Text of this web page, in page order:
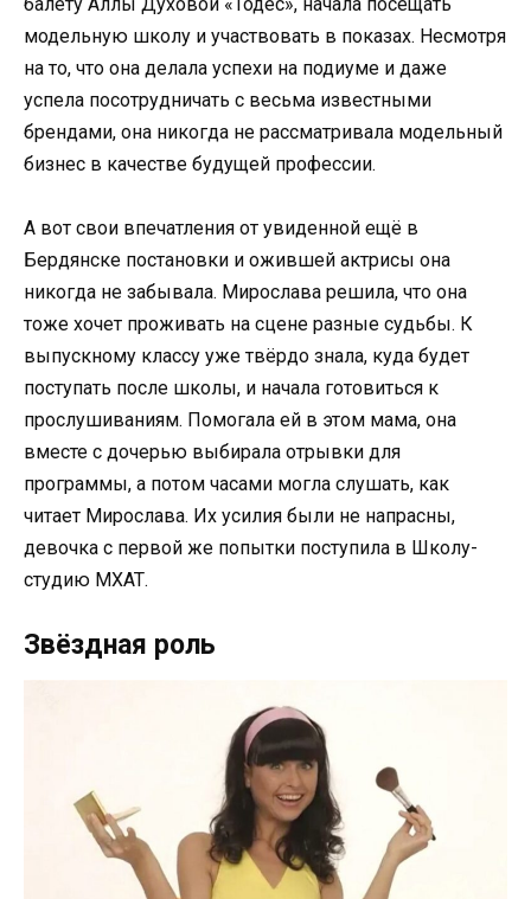
модельную школу и участвовать в показах. Несмотря
на то, что она делала успехи на подиуме и даже
успела посотрудничать с весьма известными
брендами, она никогда не рассматривала модельный
бизнес в качестве будущей профессии.
А вот свои впечатления от увиденной ещё в
Бердянске постановки и ожившей актрисы она
никогда не забывала. Мирослава решила, что она
тоже хочет проживать на сцене разные судьбы. К
выпускному классу уже твёрдо знала, куда будет
поступать после школы, и начала готовиться к
прослушиваниям. Помогала ей в этом мама, она
вместе с дочерью выбирала отрывки для
программы, а потом часами могла слушать, как
читает Мирослава. Их усилия были не напрасны,
девочка с первой же попытки поступила в Школу-
студию МХАТ.
Звёздная роль